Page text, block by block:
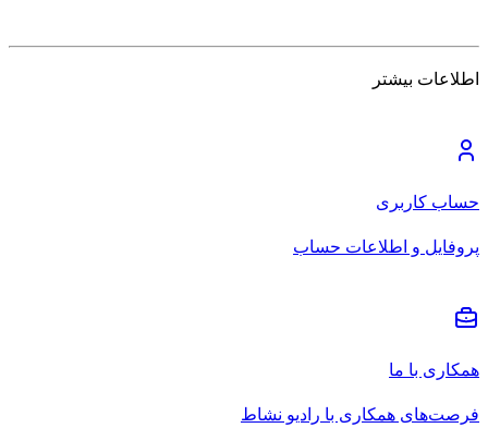
اطلاعات بیشتر
حساب کاربری
پروفایل و اطلاعات حساب
همکاری با ما
فرصت‌های همکاری با رادیو نشاط